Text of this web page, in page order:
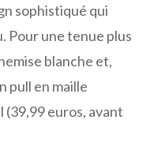
sophistiqué qui
Pour une tenue plus
blanche et,
pull en maille
(39,99 euros, avant